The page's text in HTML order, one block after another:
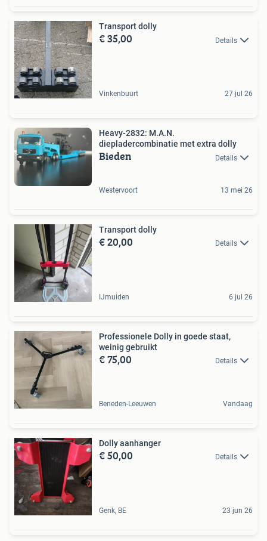
Transport dolly
€ 35,00 Details
Vinkenbuurt 27 jul 26
Heavy-2832: M.A.N.
diepladercombinatie met extra dolly
Bieden Details
Westervoort 13 mei 26
Transport dolly
€ 20,00 Details
IJmuiden 6 jul 26
Professionele Dolly in goede staat,
weinig gebruikt
€ 75,00 Details
Beneden-Leeuwen Vandaag
Dolly aanhanger
€ 50,00 Details
Genk, BE 23 jun 26